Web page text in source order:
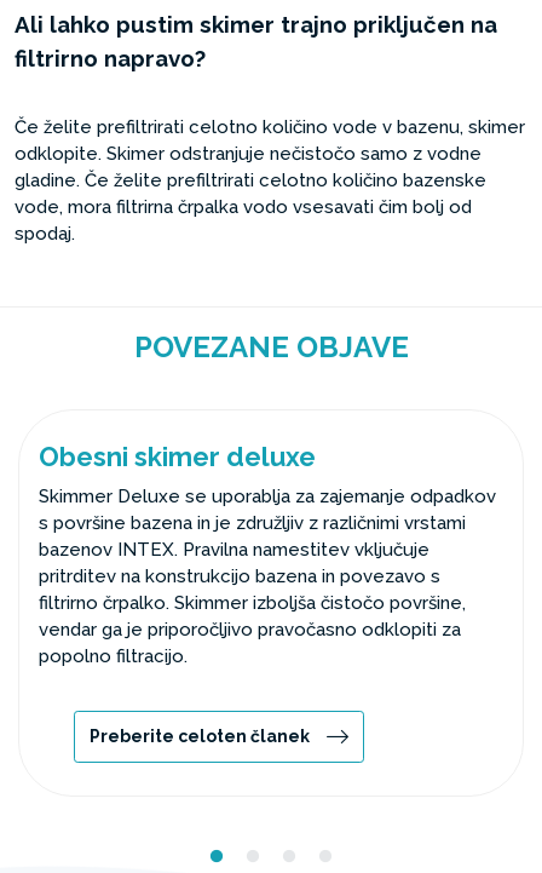
Ali lahko pustim skimer trajno priključen na
filtrirno napravo?
Če želite prefiltrirati celotno količino vode v bazenu, skimer
odklopite. Skimer odstranjuje nečistočo samo z vodne
gladine. Če želite prefiltrirati celotno količino bazenske
vode, mora filtrirna črpalka vodo vsesavati čim bolj od
spodaj.
POVEZANE OBJAVE
Obesni skimer deluxe
Skimmer Deluxe se uporablja za zajemanje odpadkov
s površine bazena in je združljiv z različnimi vrstami
bazenov INTEX. Pravilna namestitev vključuje
pritrditev na konstrukcijo bazena in povezavo s
filtrirno črpalko. Skimmer izboljša čistočo površine,
vendar ga je priporočljivo pravočasno odklopiti za
popolno filtracijo.
Preberite celoten članek